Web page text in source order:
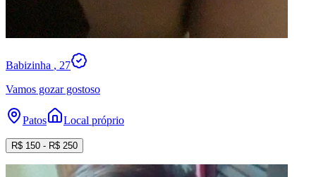
Babizinha , 27
Vamos gozar gostoso
Patos Local próprio
R$ 150 - R$ 250